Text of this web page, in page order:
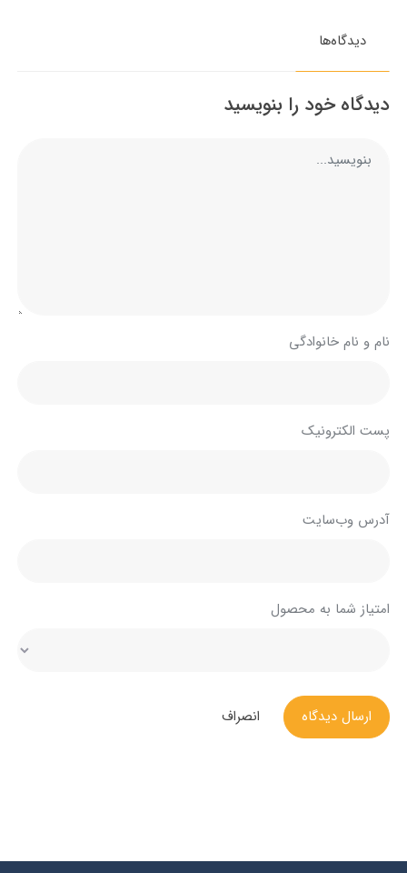
دیدگاه‌ها
دیدگاه خود را بنویسید
نام و نام خانوادگی
پست الکترونیک
آدرس وب‌سایت
امتیاز شما به محصول
ارسال دیدگاه انصراف